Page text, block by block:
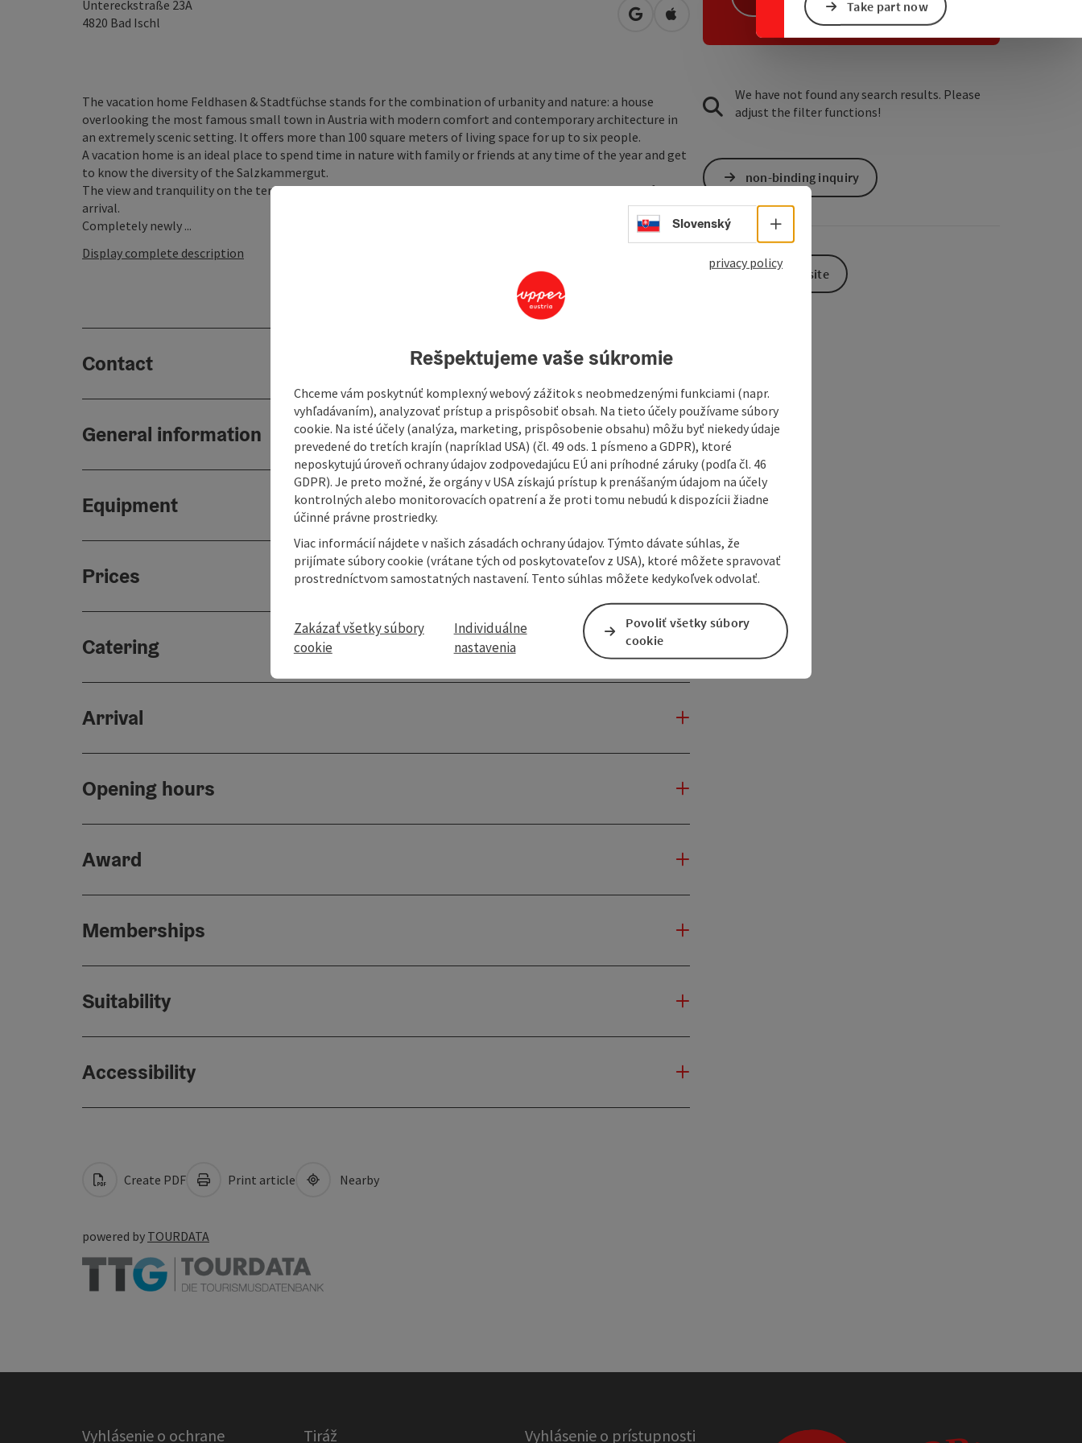
Take part now
Untereckstraße 23A
4820 Bad Ischl open in Google Maps
Open in Apple Maps
The vacation home Feldhasen & Stadtfüchse stands for the combination of urbanity and nature: a house
overlooking the most famous small town in Austria with modern comfort and contemporary architecture in
an extremely scenic setting. It offers more than 100 square meters of living space for up to six people.
A vacation home is an ideal place to spend time in nature with family or friends at any time of the year and get
to know the diversity of the Salzkammergut.
The view and tranquility on the terrace, as well as the cozy tiled stove will decelerate you immediately after
arrival.
Completely newly ...
Display complete description
Contact
General information
Equipment
Prices
Catering
Arrival
Opening hours
Award
Memberships
Suitability
Accessibility
We have not found any search results. Please
adjust the filter functions!
non-binding inquiry
To the website
Create PDF Print article Nearby
powered by TOURDATA
Vyhlásenie o ochrane Tiráž Vyhlásenie o prístupnosti
Select language - Open menu
Slovenský
privacy policy
Rešpektujeme vaše súkromie
Chceme vám poskytnúť komplexný webový zážitok s neobmedzenými funkciami (napr.
vyhľadávaním), analyzovať prístup a prispôsobiť obsah. Na tieto účely používame súbory
cookie. Na isté účely (analýza, marketing, prispôsobenie obsahu) môžu byť niekedy údaje
prevedené do tretích krajín (napríklad USA) (čl. 49 ods. 1 písmeno a GDPR), ktoré
neposkytujú úroveň ochrany údajov zodpovedajúcu EÚ ani príhodné záruky (podľa čl. 46
GDPR). Je preto možné, že orgány v USA získajú prístup k prenášaným údajom na účely
kontrolných alebo monitorovacích opatrení a že proti tomu nebudú k dispozícii žiadne
účinné právne prostriedky.
Viac informácií nájdete v našich zásadách ochrany údajov. Týmto dávate súhlas, že
prijímate súbory cookie (vrátane tých od poskytovateľov z USA), ktoré môžete spravovať
prostredníctvom samostatných nastavení. Tento súhlas môžete kedykoľvek odvolať.
Zakázať všetky súbory
cookie
Individuálne
nastavenia
Povoliť všetky súbory
cookie